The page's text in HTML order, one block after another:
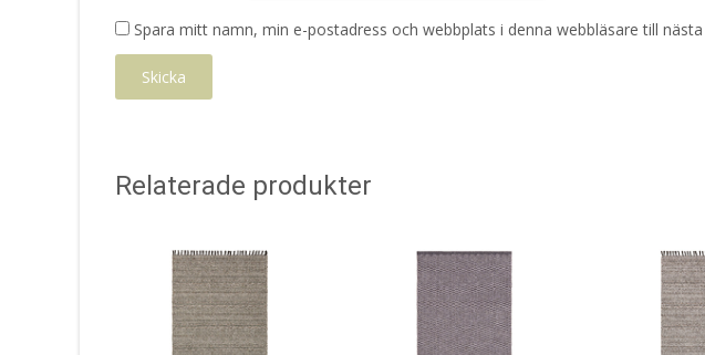
Spara mitt namn, min e-postadress och webbplats i denna webbläsare till
Relaterade produkter